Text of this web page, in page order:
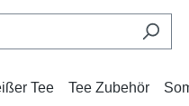
Tee Tee Zubehör